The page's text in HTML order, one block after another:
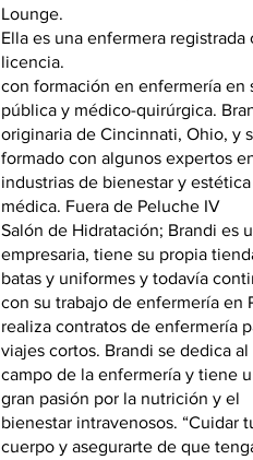
Lounge.
Ella es una enfermera registrada
licencia.
con formación en enfermería en
pública y médico-quirúrgica.
originaria de Cincinnati, Ohio, y
formado con algunos expertos
industrias de bienestar y estética
médica. Fuera de Peluche IV
Salón de Hidratación; Brandi es
empresaria, tiene su propia
batas y uniformes y todavía
con su trabajo de enfermería en
realiza contratos de enfermería
viajes cortos. Brandi se dedica al
campo de la enfermería y tiene
gran pasión por la nutrición y el
bienestar intravenosos. “Cuidar
cuerpo y asegurarte de que